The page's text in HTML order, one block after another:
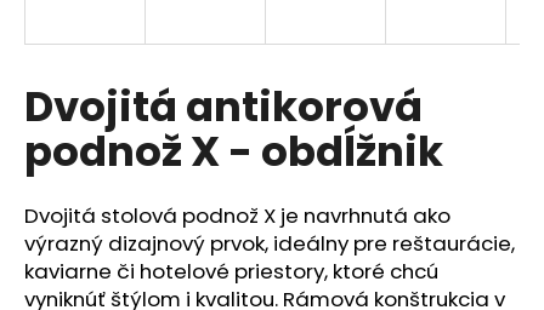
Dvojitá antikorová
podnož X - obdĺžnik
Dvojitá stolová podnož X je navrhnutá ako
výrazný dizajnový prvok, ideálny pre reštaurácie,
kaviarne či hotelové priestory, ktoré chcú
vyniknúť štýlom i kvalitou. Rámová konštrukcia v
s
ť
?
HĽADAŤ